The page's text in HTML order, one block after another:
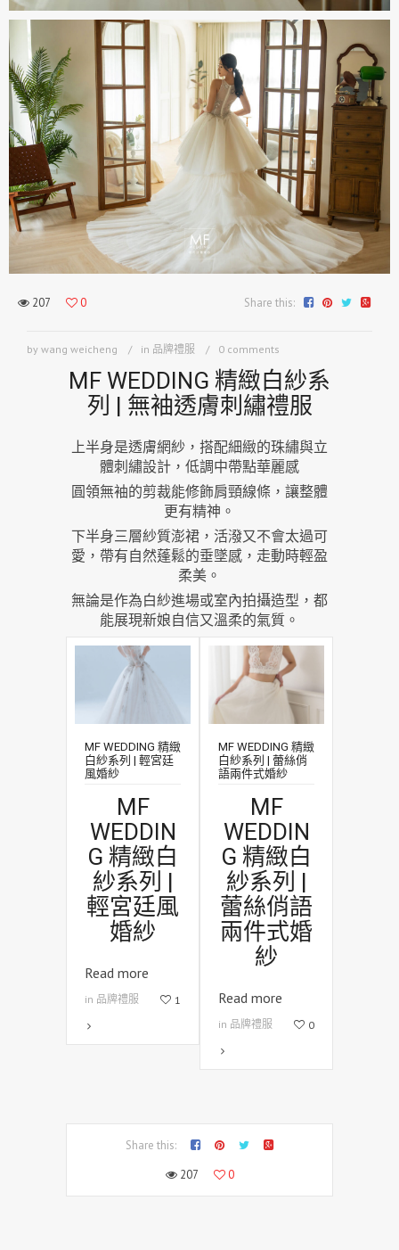
Share this:
207 0
by wang weicheng in 品牌禮服 0 comments
MF WEDDING 精緻白紗系
列 | 無袖透膚刺繡禮服
上半身是透膚網紗，搭配細緻的珠繡與立
體刺繡設計，低調中帶點華麗感
圓領無袖的剪裁能修飾肩頸線條，讓整體
更有精神。
下半身三層紗質澎裙，活潑又不會太過可
愛，帶有自然蓬鬆的垂墜感，走動時輕盈
柔美。
無論是作為白紗進場或室內拍攝造型，都
能展現新娘自信又溫柔的氣質。
MF WEDDING 精緻
白紗系列 | 輕宮廷
風婚紗
MF
WEDDIN
G 精緻白
紗系列 |
輕宮廷風
婚紗
Read more
in 品牌禮服 1
MF WEDDING 精緻
白紗系列 | 蕾絲俏
語兩件式婚紗
MF
WEDDIN
G 精緻白
紗系列 |
蕾絲俏語
兩件式婚
紗
Read more
in 品牌禮服 0
Share this:
207
0